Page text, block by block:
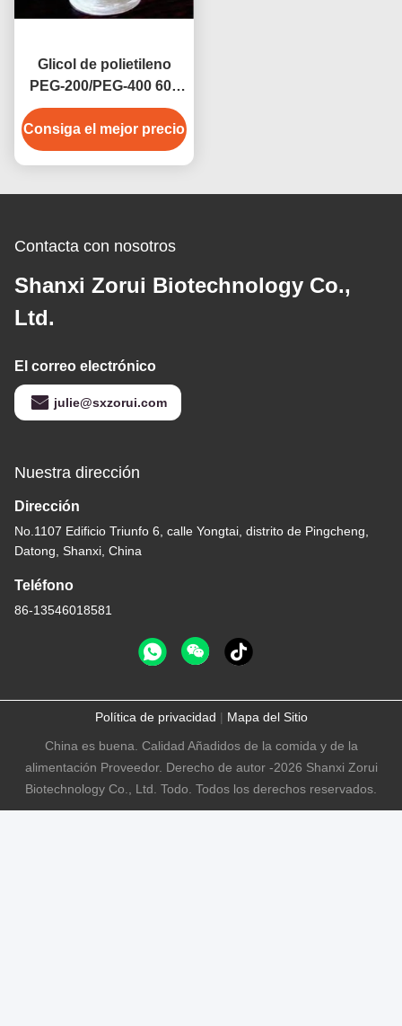
Glicol de polietileno
PEG-200/PEG-400 600
4000 6000 8000 CAS
25322-68-3
Consiga el mejor precio
Contacta con nosotros
Shanxi Zorui Biotechnology Co.,
Ltd.
El correo electrónico
julie@sxzorui.com
Nuestra dirección
Dirección
No.1107 Edificio Triunfo 6, calle Yongtai, distrito de Pingcheng,
Datong, Shanxi, China
Teléfono
86-13546018581
Política de privacidad | Mapa del Sitio
China es buena. Calidad Añadidos de la comida y de la
alimentación Proveedor. Derecho de autor -2026 Shanxi Zorui
Biotechnology Co., Ltd. Todo. Todos los derechos reservados.